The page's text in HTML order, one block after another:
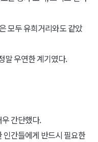
모두 유희거리와도 같았
말 우연한 계기였다.
간단했다.
인간들에게 반드시 필요한